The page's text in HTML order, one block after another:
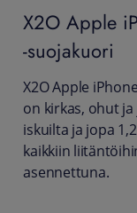
X2O Apple
-suojakuori
X2O Apple
on kirkas, ohut
iskuilta ja jopa
kaikkiin
asennettuna.